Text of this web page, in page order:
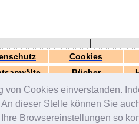
Cookies einverstanden.
dieser Stelle können Sie
Browsereinstellungen so
|
Cookies
Bücher
generiert in 0.04 Sek.
© 2000-2026 by
ZERGportal